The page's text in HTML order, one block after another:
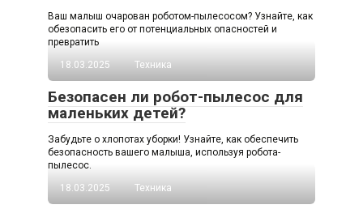
Ваш малыш очарован роботом-пылесосом? Узнайте, как
обезопасить его от потенциальных опасностей и
превратить
18.03.2025
Техника
Безопасен ли робот-пылесос для
маленьких детей?
Забудьте о хлопотах уборки! Узнайте, как обеспечить
безопасность вашего малыша, используя робота-
пылесос.
18.03.2025
Техника